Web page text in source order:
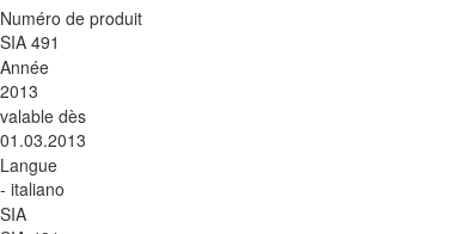
Numéro de produit
SIA 491
Année
2013
valable dès
01.03.2013
Langue
- italiano
SIA